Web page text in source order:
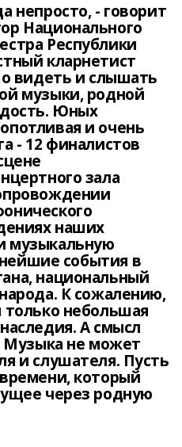
непросто, - говорит
Национального
Республики
кларнетист
видеть и слышать
музыки, родной
Юных
и очень
- 12 финалистов
зала
наших
музыкальную
события в
национальный
К сожалению,
только небольшая
А смысл
Музыка не может
и слушателя. Пусть
который
через родную